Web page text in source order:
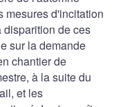
mesures d'incitation
de ces
sur la demande
chantier de
à la suite du
et les